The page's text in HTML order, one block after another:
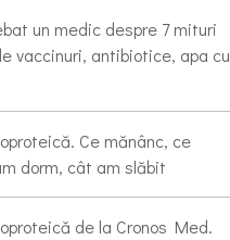
un medic despre 7 mituri
vaccinuri, antibiotice, apa cu
Ce mănânc, ce
dorm, cât am slăbit
de la Cronos Med.